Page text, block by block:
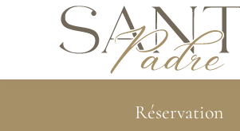
Réservation